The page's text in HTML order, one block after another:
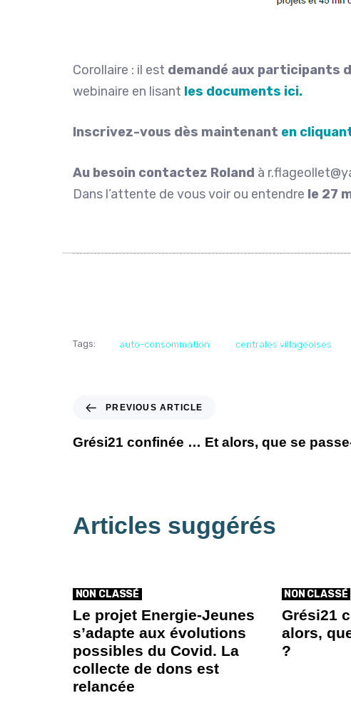
Corollaire : il est demandé aux participants
webinaire en lisant les documents ici.
Inscrivez-vous dès maintenant en
Au besoin contactez Roland à
Dans l’attente de vous voir ou entendre le 27
Tags: auto-consommation centrales villageoises
PREVIOUS ARTICLE
Grési21 confinée … Et alors, que se
Articles suggérés
NON CLASSÉ
Le projet Energie-Jeunes
s’adapte aux évolutions
possibles du Covid. La
collecte de dons est
relancée
NON CLASSÉ
Grési21
alors,
?